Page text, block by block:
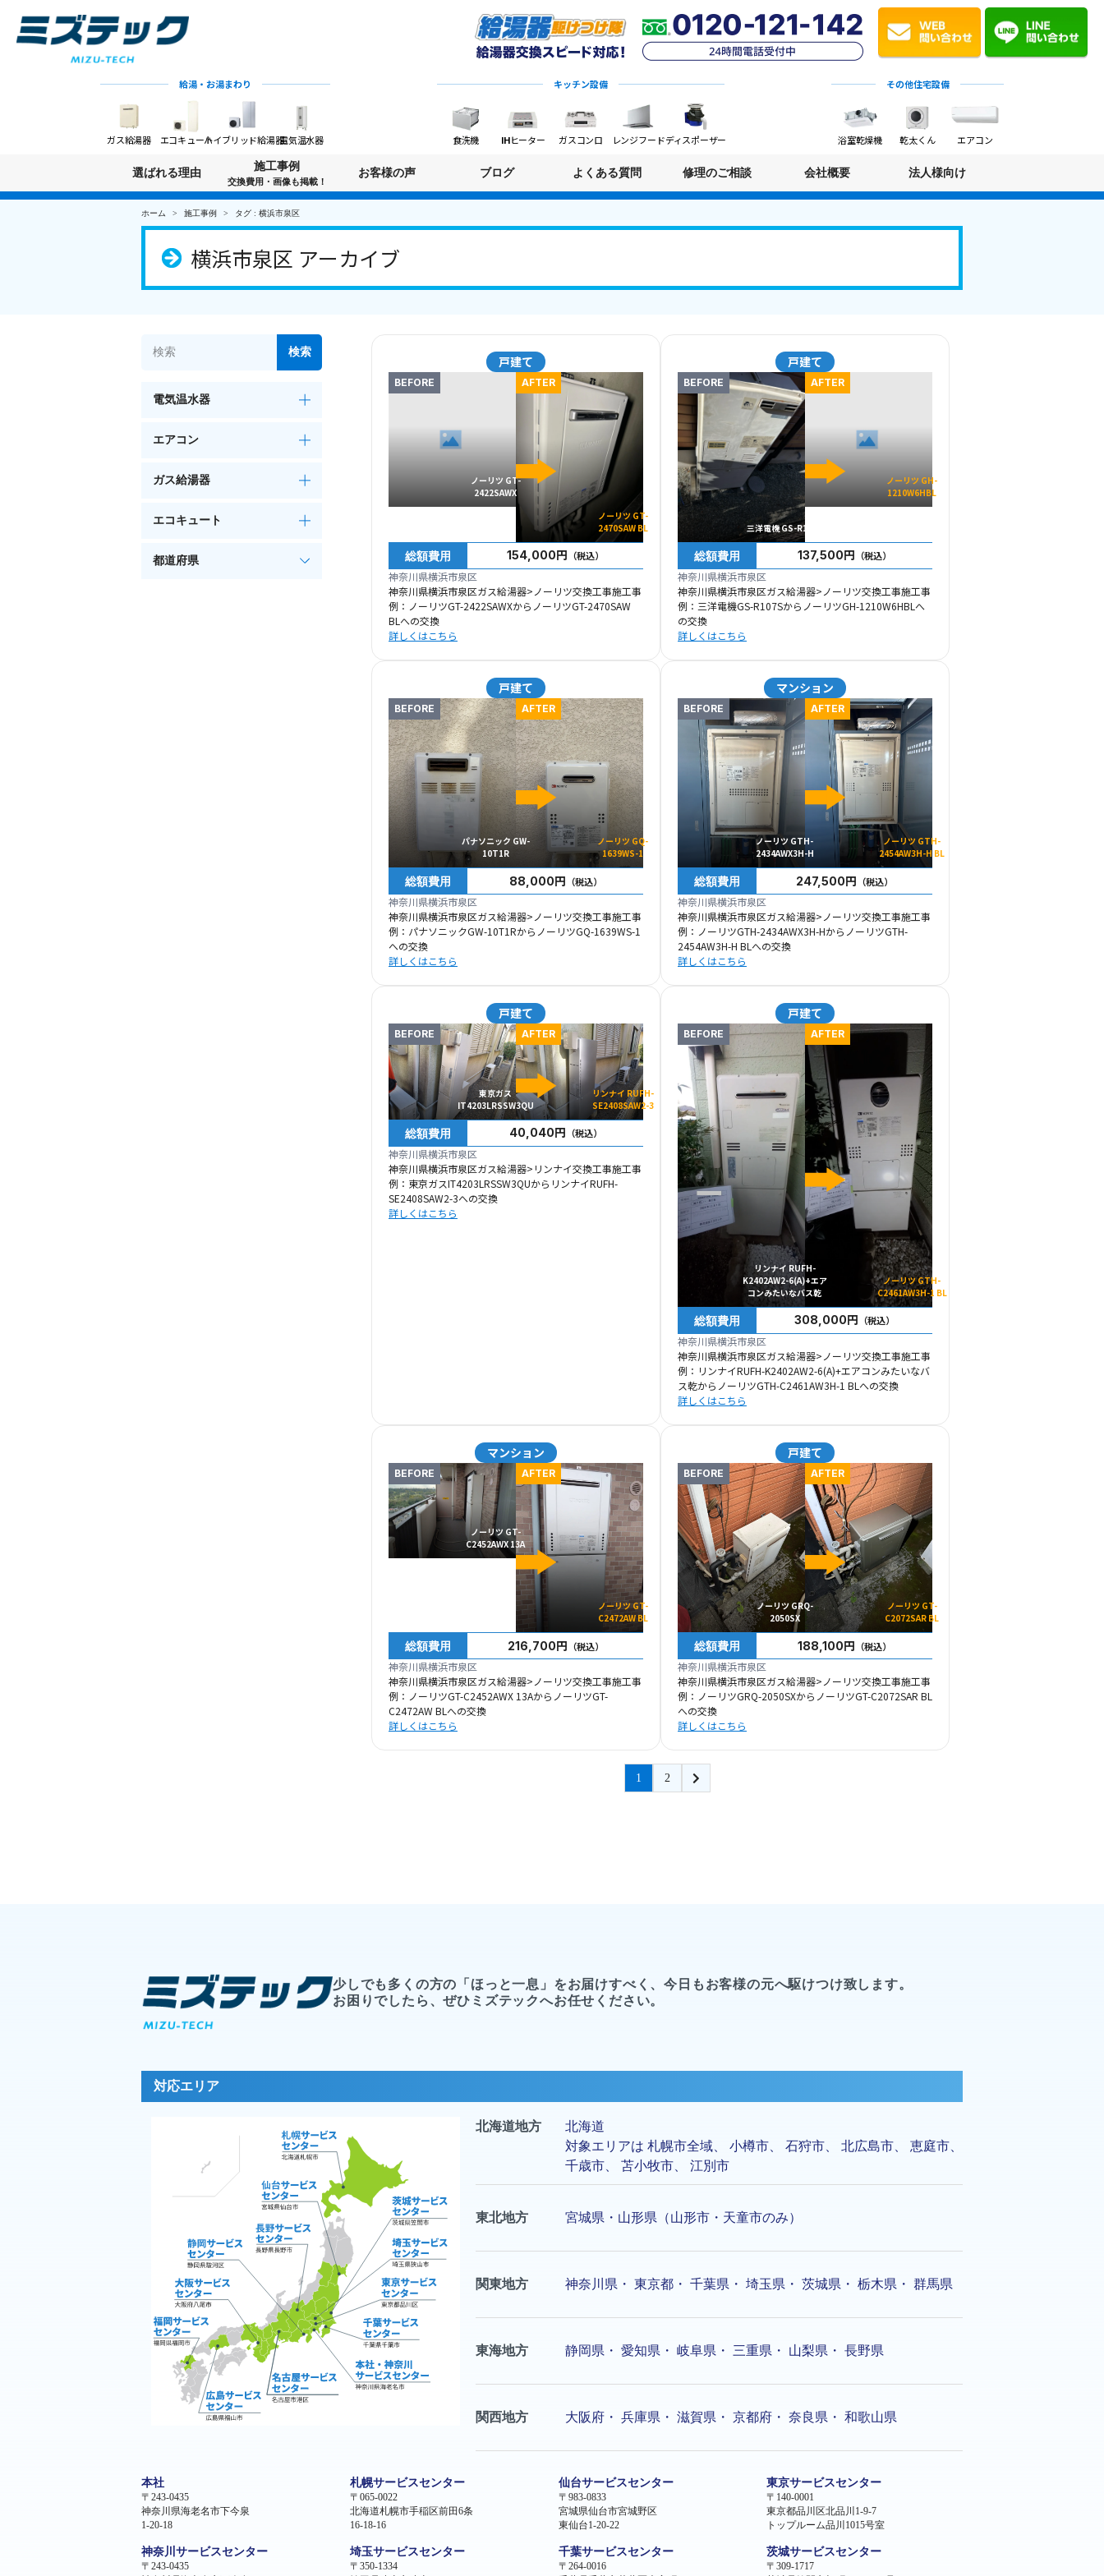
給湯・お湯まわり
ガス給湯器 エコキュートハイブリッド給湯器電気温水器
キッチン設備
食洗機 IHヒーター ガスコンロ レンジフードディスポーザー
その他住宅設備
浴室乾燥機 乾太くん エアコン
選ばれる理由
施工事例
交換費用・画像も掲載！
お客様の声 ブログ よくある質問 修理のご相談 会社概要 法人様向け
ホーム 施工事例 タグ : 横浜市泉区
横浜市泉区 アーカイブ
戸建て
BEFORE
ノーリツ GT-
2422SAWX
AFTER
ノーリツ GT-
2470SAW BL
総額費用 154,000円 （税込）
神奈川県横浜市泉区
神奈川県横浜市泉区ガス給湯器>ノーリツ交換工事施工事
例：ノーリツGT-2422SAWXからノーリツGT-2470SAW
BLへの交換
詳しくはこちら
戸建て
BEFORE
三洋電機 GS-R107S
AFTER
ノーリツ GH-
1210W6HBL
総額費用 137,500円 （税込）
神奈川県横浜市泉区
神奈川県横浜市泉区ガス給湯器>ノーリツ交換工事施工事
例：三洋電機GS-R107SからノーリツGH-1210W6HBLへ
の交換
詳しくはこちら
戸建て
BEFORE
パナソニック GW-
10T1R
AFTER
ノーリツ GQ-
1639WS-1
総額費用 88,000円 （税込）
神奈川県横浜市泉区
神奈川県横浜市泉区ガス給湯器>ノーリツ交換工事施工事
例：パナソニックGW-10T1RからノーリツGQ-1639WS-1
への交換
詳しくはこちら
マンション
BEFORE
ノーリツ GTH-
2434AWX3H-H
AFTER
ノーリツ GTH-
2454AW3H-H BL
総額費用 247,500円 （税込）
神奈川県横浜市泉区
神奈川県横浜市泉区ガス給湯器>ノーリツ交換工事施工事
例：ノーリツGTH-2434AWX3H-HからノーリツGTH-
2454AW3H-H BLへの交換
詳しくはこちら
戸建て
BEFORE
東京ガス
IT4203LRSSW3QU
AFTER
リンナイ RUFH-
SE2408SAW2-3
総額費用 40,040円 （税込）
神奈川県横浜市泉区
神奈川県横浜市泉区ガス給湯器>リンナイ交換工事施工事
例：東京ガスIT4203LRSSW3QUからリンナイRUFH-
SE2408SAW2-3への交換
詳しくはこちら
戸建て
BEFORE
リンナイ RUFH-
K2402AW2-6(A)+エア
コンみたいなバス乾
AFTER
ノーリツ GTH-
C2461AW3H-1 BL
総額費用 308,000円 （税込）
神奈川県横浜市泉区
神奈川県横浜市泉区ガス給湯器>ノーリツ交換工事施工事
例：リンナイRUFH-K2402AW2-6(A)+エアコンみたいなバ
ス乾からノーリツGTH-C2461AW3H-1 BLへの交換
詳しくはこちら
マンション
BEFORE
ノーリツ GT-
C2452AWX 13A
AFTER
ノーリツ GT-
C2472AW BL
総額費用 216,700円 （税込）
神奈川県横浜市泉区
神奈川県横浜市泉区ガス給湯器>ノーリツ交換工事施工事
例：ノーリツGT-C2452AWX 13AからノーリツGT-
C2472AW BLへの交換
詳しくはこちら
戸建て
BEFORE
ノーリツ GRQ-
2050SX
AFTER
ノーリツ GT-
C2072SAR BL
総額費用 188,100円 （税込）
神奈川県横浜市泉区
神奈川県横浜市泉区ガス給湯器>ノーリツ交換工事施工事
例：ノーリツGRQ-2050SXからノーリツGT-C2072SAR BL
への交換
詳しくはこちら
1 2
電気温水器
エアコン
ガス給湯器
エコキュート
少しでも多くの方の「ほっと一息」をお届けすべく、今日もお客様の元へ駆けつけ致します。
お困りでしたら、ぜひミズテックへお任せください。
対応エリア
北海道地方
北海道
対象エリアは 札幌市全域、 小樽市、 石狩市、 北広島市、 恵庭市、
千歳市、 苫小牧市、 江別市
東北地方 宮城県・山形県（山形市・天童市のみ）
関東地方 神奈川県 ・ 東京都 ・ 千葉県 ・ 埼玉県 ・ 茨城県 ・ 栃木県 ・ 群馬県
東海地方 静岡県 ・ 愛知県 ・ 岐阜県 ・ 三重県 ・ 山梨県 ・ 長野県
関西地方 大阪府 ・ 兵庫県 ・ 滋賀県 ・ 京都府 ・ 奈良県 ・ 和歌山県
本社
〒243-0435
神奈川県海老名市下今泉
1-20-18
札幌サービスセンター
〒065-0022
北海道札幌市手稲区前田6条
16-18-16
仙台サービスセンター
〒983-0833
宮城県仙台市宮城野区
東仙台1-20-22
東京サービスセンター
〒140-0001
東京都品川区北品川1-9-7
トップルーム品川1015号室
神奈川サービスセンター
〒243-0435
埼玉サービスセンター
〒350-1334
千葉サービスセンター
〒264-0016
茨城サービスセンター
〒309-1717